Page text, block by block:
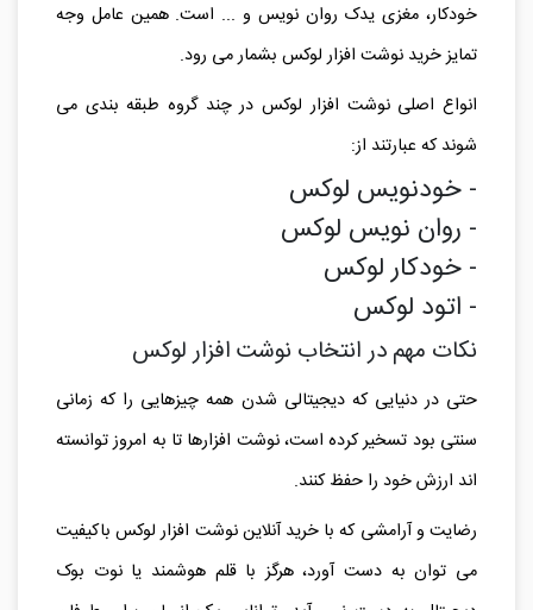
خودکار، مغزی یدک روان نویس و ... است. همین عامل وجه
تمایز خرید نوشت افزار لوکس بشمار می رود.
انواع اصلی نوشت افزار لوکس در چند گروه طبقه بندی می
شوند که عبارتند از:
- خودنویس لوکس
- روان نویس لوکس
- خودکار لوکس
- اتود لوکس
نکات مهم در انتخاب نوشت افزار لوکس
حتی در دنیایی که دیجیتالی شدن همه چیزهایی را که زمانی
سنتی بود تسخیر کرده است، نوشت افزارها تا به امروز توانسته
اند ارزش خود را حفظ کنند.
رضایت و آرامشی که با خرید آنلاین نوشت افزار لوکس باکیفیت
می توان به دست آورد، هرگز با قلم هوشمند یا نوت بوک